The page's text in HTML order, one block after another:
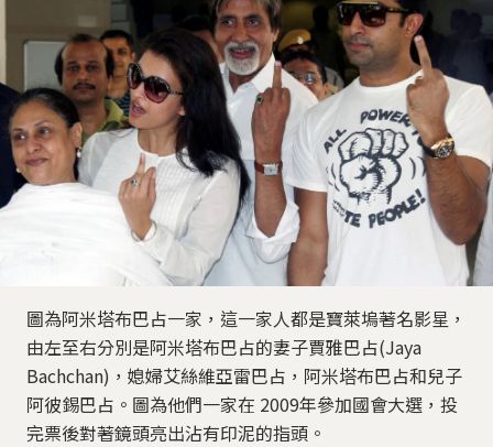
圖為阿米塔布巴占一家，這一家人都是寶萊塢著名影星，
由左至右分別是阿米塔布巴占的妻子賈雅巴占(Jaya
Bachchan)，媳婦艾絲維亞雷巴占，阿米塔布巴占和兒子
阿彼錫巴占。圖為他們一家在 2009年參加國會大選，投
完票後對著鏡頭亮出沾有印泥的指頭。